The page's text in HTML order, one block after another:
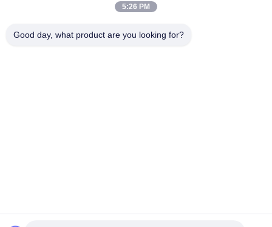
Au Sujet De Nous
©2017- Zhangjiagang HuaDong Boiler Co., Ltd.. Tout le monde. Les droits
5:26 PM
Good day, what product are you looking for?